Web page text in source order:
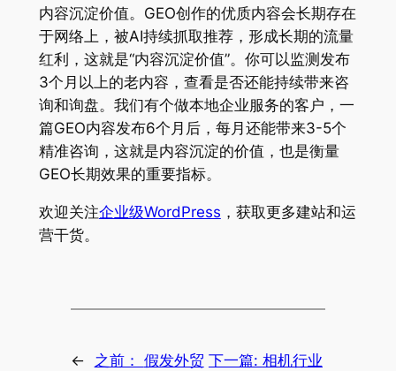
内容沉淀价值。GEO创作的优质内容会长期存在
于网络上，被AI持续抓取推荐，形成长期的流量
红利，这就是“内容沉淀价值”。你可以监测发布
3个月以上的老内容，查看是否还能持续带来咨
询和询盘。我们有个做本地企业服务的客户，一
篇GEO内容发布6个月后，每月还能带来3-5个
精准咨询，这就是内容沉淀的价值，也是衡量
GEO长期效果的重要指标。
欢迎关注企业级WordPress ，获取更多建站和运
营干货。
← 之前： 假发外贸 下一篇: 相机行业